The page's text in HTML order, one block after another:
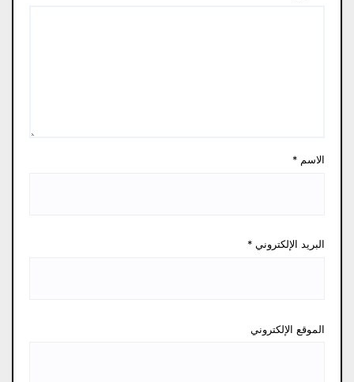
الاسم *
البريد الإلكتروني *
الموقع الإلكتروني